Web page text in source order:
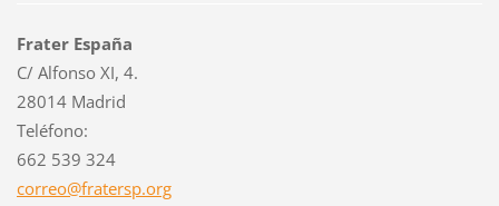
Frater España
C/ Alfonso XI, 4.
28014 Madrid
Teléfono:
662 539 324
correo@fratersp.org